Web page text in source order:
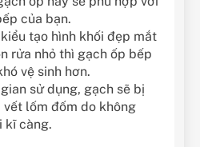
của bạn.
tạo hình khối đẹp mắt
rửa nhỏ thì gạch ốp bếp
vệ sinh hơn.
sử dụng, gạch sẽ bị
lốm đốm do không
kĩ càng.